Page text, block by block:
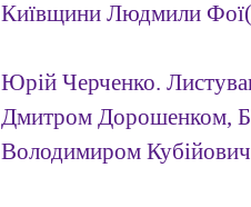
Київщини Людмили
Юрій Черченко.
Дмитром Дорошенком,
Володимиром